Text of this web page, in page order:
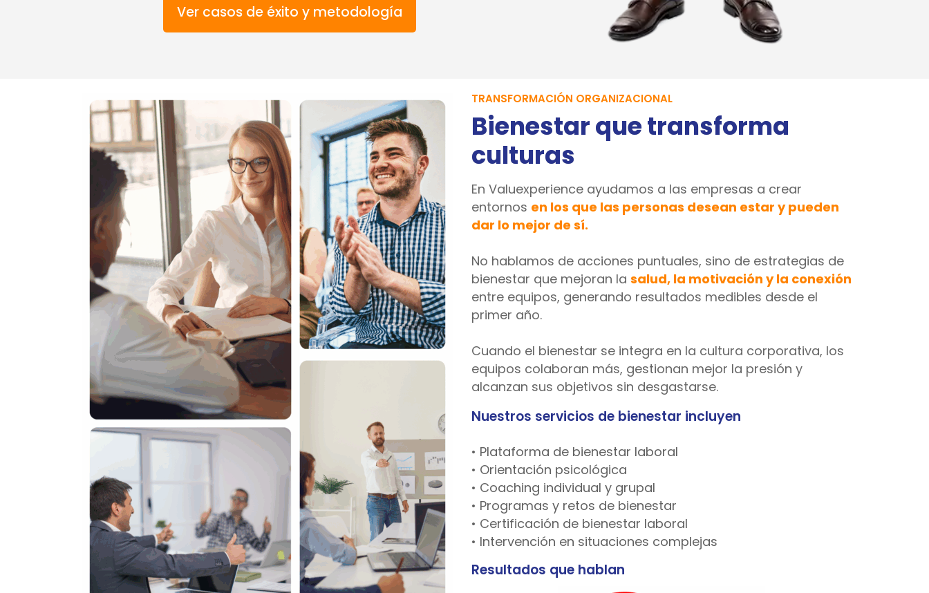
Ver casos de éxito y metodología
TRANSFORMACIÓN ORGANIZACIONAL
Bienestar que transforma
culturas
En Valuexperience ayudamos a las empresas a crear
entornos en los que las personas desean estar y pueden
dar lo mejor de sí.
No hablamos de acciones puntuales, sino de estrategias de
bienestar que mejoran la salud, la motivación y la conexión
entre equipos, generando resultados medibles desde el
primer año.
Cuando el bienestar se integra en la cultura corporativa, los
equipos colaboran más, gestionan mejor la presión y
alcanzan sus objetivos sin desgastarse.
Nuestros servicios de bienestar incluyen
• Plataforma de bienestar laboral
• Orientación psicológica
• Coaching individual y grupal
• Programas y retos de bienestar
• Certificación de bienestar laboral
• Intervención en situaciones complejas
Resultados que hablan